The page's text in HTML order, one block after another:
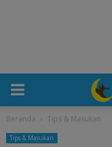
Beranda Tips & Masukan
Tips & Masukan